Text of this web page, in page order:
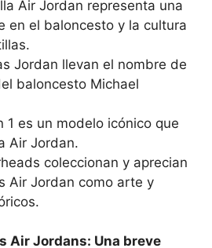
Air Jordan representa una
en el baloncesto y la cultura
Jordan llevan el nombre de
baloncesto Michael
1 es un modelo icónico que
Air Jordan.
coleccionan y aprecian
Air Jordan como arte y
Air Jordans: Una breve